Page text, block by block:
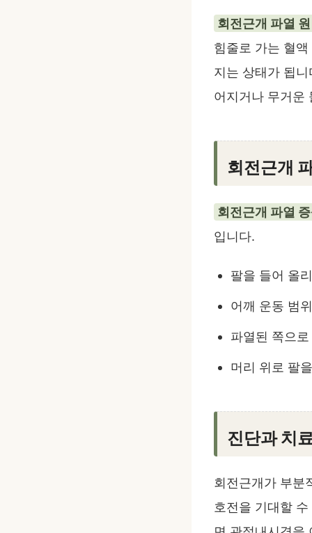
회전근개 파열
힘줄로 가는 혈
지는 상태가 됩
어지거나 무거운
회전근개
회전근개 파열
입니다.
팔을 들어 올
어깨 운동 범
파열된 쪽으
머리 위로 팔
진단과 치
회전근개가 부분
호전을 기대할